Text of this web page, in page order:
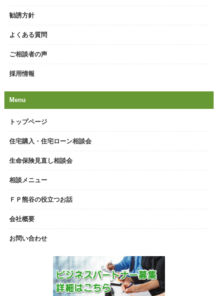
勧誘方針
よくある質問
ご相談者の声
採用情報
Menu
トップページ
住宅購入・住宅ローン相談会
生命保険見直し相談会
相談メニュー
ＦＰ熊谷の役立つお話
会社概要
お問い合わせ